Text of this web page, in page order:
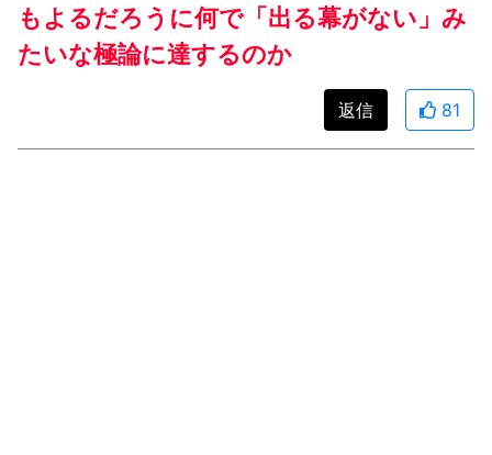
もよるだろうに何で「出る幕がない」み
たいな極論に達するのか
返信 81